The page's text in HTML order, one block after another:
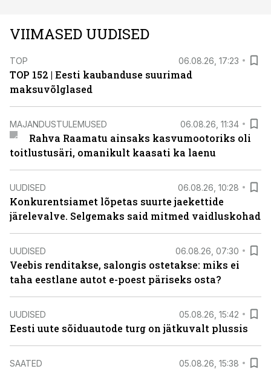
VIIMASED UUDISED
TOP 06.08.26, 17:23
TOP 152 | Eesti kaubanduse suurimad
maksuvõlglased
MAJANDUSTULEMUSED 06.08.26, 11:34
Rahva Raamatu ainsaks kasvumootoriks oli
toitlustusäri, omanikult kaasati ka laenu
UUDISED 06.08.26, 10:28
Konkurentsiamet lõpetas suurte jaekettide
järelevalve. Selgemaks said mitmed vaidluskohad
UUDISED 06.08.26, 07:30
Veebis renditakse, salongis ostetakse: miks ei
taha eestlane autot e-poest päriseks osta?
UUDISED 05.08.26, 15:42
Eesti uute sõiduautode turg on jätkuvalt plussis
SAATED 05.08.26, 15:38